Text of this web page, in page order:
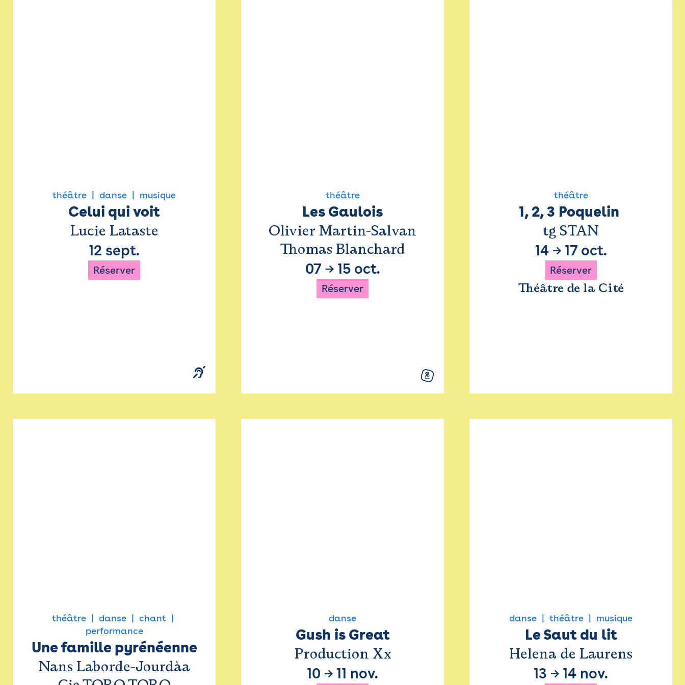
théâtre danse musique
Celui qui voit
Lucie Lataste
12 sept.
Réserver
théâtre
Les Gaulois
Olivier Martin-Salvan
Thomas Blanchard
07 → 15 oct.
Réserver
théâtre
1, 2, 3 Poquelin
tg STAN
14→ 17 oct.
Réserver
Théâtre de la Cité
théâtre danse
chant
performance
Une famille pyrénéenne
Nans Laborde-Jourdàa
danse
Gush is Great
Production Xx
10 → 11 nov.
danse théâtre musique
Le Saut du lit
Helena de Laurens
13 → 14 nov.